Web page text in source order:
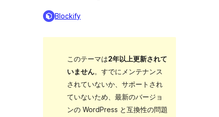
Blockify
このテーマは2年以上更新されて
いません。すでにメンテナンス
されていないか、サポートされ
ていないため、最新のバージョ
ンの WordPress と互換性の問題